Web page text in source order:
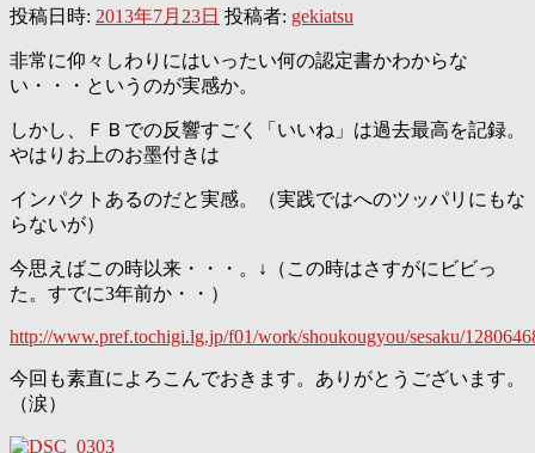
投稿日時: 2013年7月23日 投稿者: gekiatsu
非常に仰々しわりにはいったい何の認定書かわからな
い・・・というのが実感か。
しかし、ＦＢでの反響すごく「いいね」は過去最高を記録。
やはりお上のお墨付きは
インパクトあるのだと実感。（実践ではへのツッパリにもな
らないが）
今思えばこの時以来・・・。↓（この時はさすがにビビっ
た。すでに3年前か・・）
http://www.pref.tochigi.lg.jp/f01/work/shoukougyou/sesaku/
今回も素直によろこんでおきます。ありがとうございます。
（涙）